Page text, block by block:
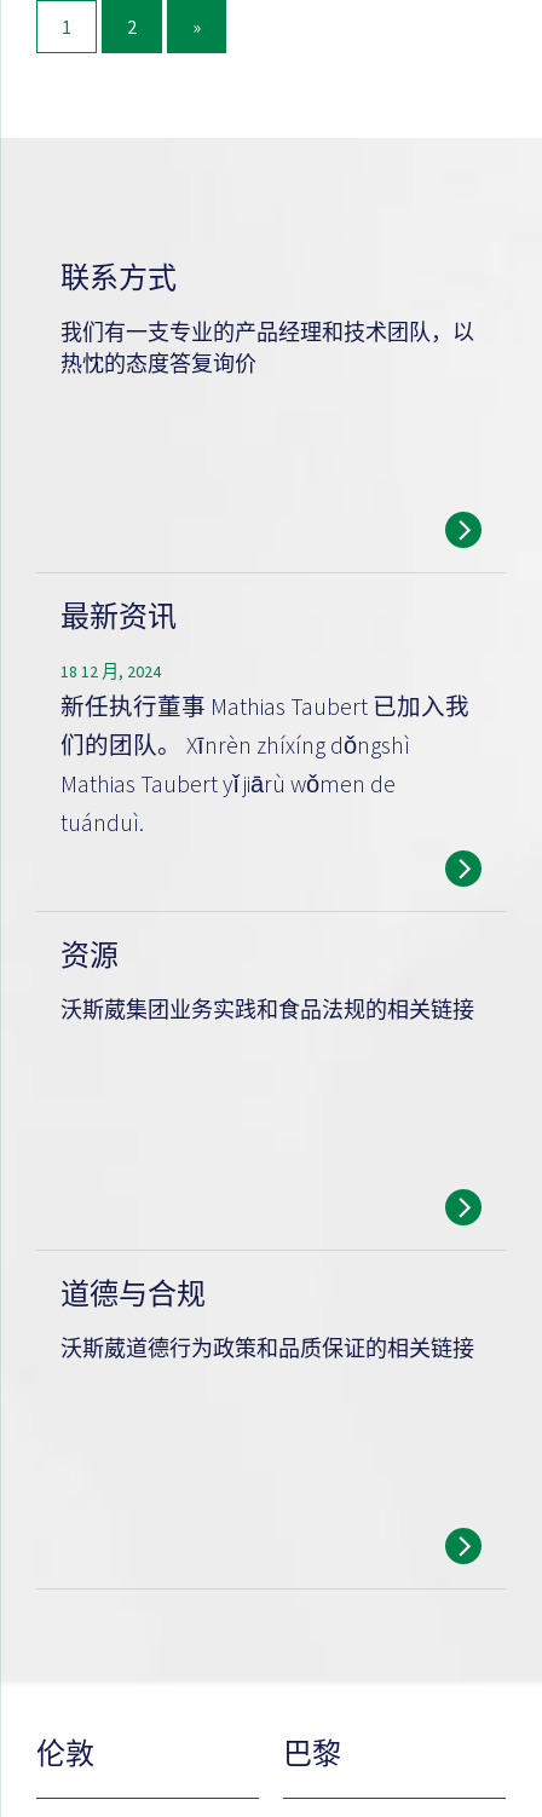
1 2 »
联系方式
我们有一支专业的产品经理和技术团队，以
热忱的态度答复询价
最新资讯
18 12 月, 2024
新任执行董事 Mathias Taubert 已加入我
们的团队。 Xīnrèn zhíxíng dǒngshì
Mathias Taubert yǐ jiārù wǒmen de
tuánduì.
资源
沃斯葳集团业务实践和食品法规的相关链接
道德与合规
沃斯葳道德行为政策和品质保证的相关链接
伦敦 巴黎